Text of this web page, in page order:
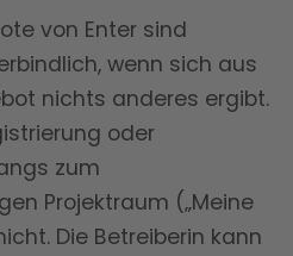
von Enter sind
wenn sich aus
nichts anderes ergibt.
oder
zum
Projektraum („Meine
Die Betreiberin kann